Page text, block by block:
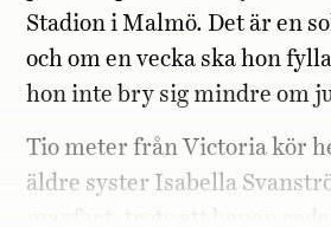
Stadion i Malmö. Det är en
och om en vecka ska hon
hon inte bry sig mindre om
Tio meter från Victoria kör
äldre syster Isabella